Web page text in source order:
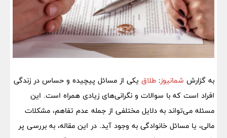
به گزارش شمانیوز: طلاق یکی از مسائل پیچیده و حساس در زندگی
افراد است که با سوالات و نگرانی‌های زیادی همراه است. این
مسئله می‌تواند به دلایل مختلفی از جمله عدم تفاهم، مشکلات
مالی، یا مسائل خانوادگی به وجود آید. در این مقاله، به بررسی پر